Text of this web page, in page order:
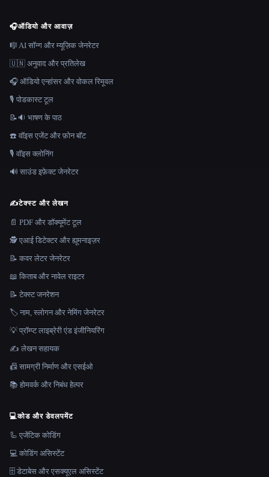
🎧ऑडियो और आवाज़
🎼 AI सॉन्ग और म्यूज़िक जेनरेटर
🇺🇳 अनुवाद और प्रतिलेख
🎧 ऑडियो एन्हांसर और वोकल रिमूवल
🎙️ पोडकास्ट टूल
📝🔉 भाषण के पाठ
☎️ वॉइस एजेंट और फ़ोन बॉट
🎙️ वॉइस क्लोनिंग
🔊 साउंड इफ़ेक्ट जेनरेटर
✍️टेक्स्ट और लेखन
📄 PDF और डॉक्यूमेंट टूल
🕵️ एआई डिटेक्टर और ह्यूमनाइज़र
📝 कवर लेटर जेनरेटर
📖 किताब और नावेल राइटर
📝 टेक्स्ट जनरेशन
🏷️ नाम, स्लोगन और नेमिंग जेनरेटर
💡 प्रॉम्प्ट लाइब्रेरी एंड इंजीनियरिंग
✍️ लेखन सहायक
📠 सामग्री निर्माण और एसईओ
📚 होमवर्क और निबंध हेल्पर
💻कोड और डेवलपमेंट
🦾 एजेंटिक कोडिंग
💻 कोडिंग असिस्टेंट
🗄️ डेटाबेस और एसक्यूएल असिस्टेंट